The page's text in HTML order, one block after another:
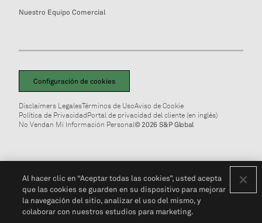
Nuestro Equipo Comercial
Configuración de cookies
Disclaimers LegalesTérminos de UsoAviso de Cookie
Política de PrivacidadPortal de privacidad del cliente (en inglés)
No Vendan Mi Información Personal© 2026 S&P Global
Al hacer clic en “Aceptar todas las cookies”, usted acepta
que las cookies se guarden en su dispositivo para mejorar
la navegación del sitio, analizar el uso del mismo, y
colaborar con nuestros estudios para marketing.